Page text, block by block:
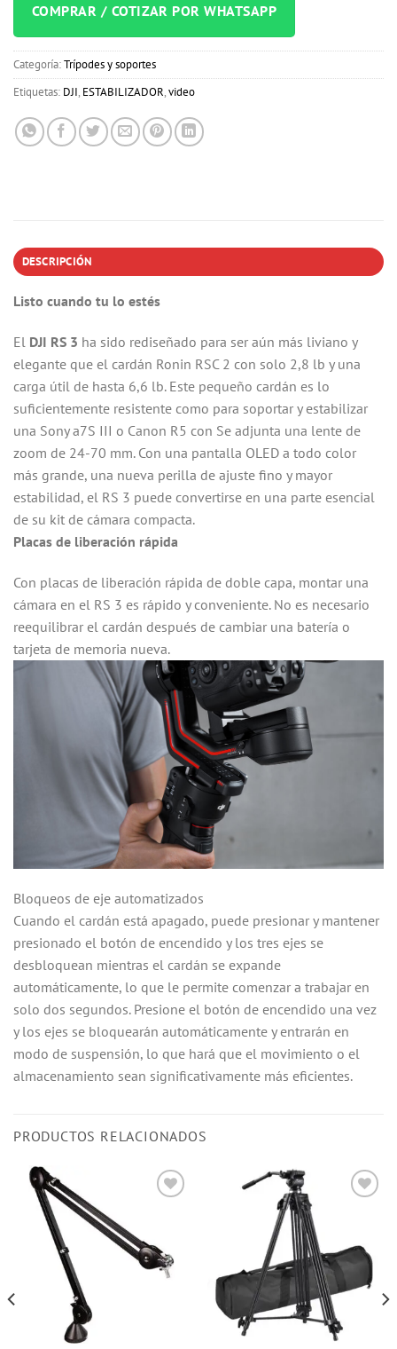
COMPRAR / COTIZAR POR WHATSAPP
Categoría:Trípodes y soportes
Etiquetas: DJI,ESTABILIZADOR,video
DESCRIPCIÓN
Listo cuando tu lo estés
El DJI RS 3 ha sido rediseñado para ser aún más liviano y
elegante que el cardán Ronin RSC 2 con solo 2,8 lb y una
carga útil de hasta 6,6 lb. Este pequeño cardán es lo
suficientemente resistente como para soportar y estabilizar
una Sony a7S III o Canon R5 con Se adjunta una lente de
zoom de 24-70 mm. Con una pantalla OLED a todo color
más grande, una nueva perilla de ajuste fino y mayor
estabilidad, el RS 3 puede convertirse en una parte esencial
de su kit de cámara compacta.
Placas de liberación rápida
Con placas de liberación rápida de doble capa, montar una
cámara en el RS 3 es rápido y conveniente. No es necesario
reequilibrar el cardán después de cambiar una batería o
tarjeta de memoria nueva.
Bloqueos de eje automatizados
Cuando el cardán está apagado, puede presionar y mantener
presionado el botón de encendido y los tres ejes se
desbloquean mientras el cardán se expande
automáticamente, lo que le permite comenzar a trabajar en
solo dos segundos. Presione el botón de encendido una vez
y los ejes se bloquearán automáticamente y entrarán en
modo de suspensión, lo que hará que el movimiento o el
almacenamiento sean significativamente más eficientes.
PRODUCTOS RELACIONADOS